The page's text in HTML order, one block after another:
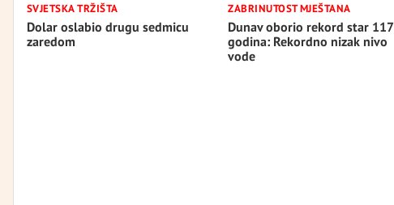
SVJETSKA TRŽIŠTA
Dolar oslabio drugu sedmicu
zaredom
ZABRINUTOST MJEŠTANA
Dunav oborio rekord star 117
godina: Rekordno nizak nivo
vode